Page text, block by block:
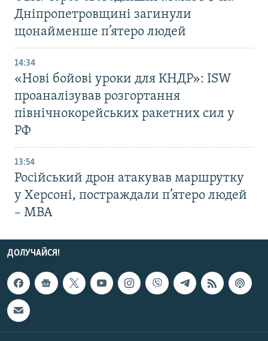
Дніпропетровщині загинули
щонайменше п’ятеро людей
14:34
«Нові бойові уроки для КНДР»: ISW
проаналізував розгортання
північнокорейських ракетних сил у
РФ
13:54
Російський дрон атакував маршрутку
у Херсоні, постраждали п’ятеро людей
– МВА
ДОЛУЧАЙСЯ!